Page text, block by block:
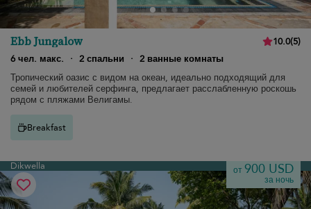
Ebb Jungalow 10.0(5)
6 чел. макс.
· 2 спальни · 2 ванные комнаты
Тропический оазис с видом на океан, идеально подходящий для
семей и любителей серфинга, предлагает расслабленную роскошь
рядом с пляжами Велигамы.
Breakfast
Dikwella от 900 USD
за ночь